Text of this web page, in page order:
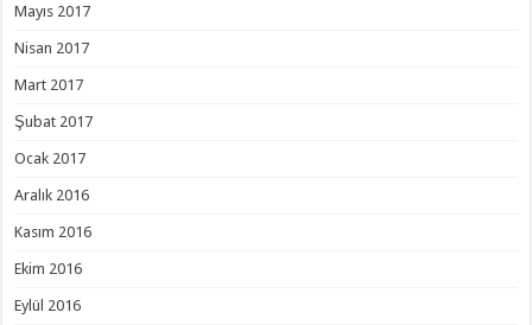
Mayıs 2017
Nisan 2017
Mart 2017
Şubat 2017
Ocak 2017
Aralık 2016
Kasım 2016
Ekim 2016
Eylül 2016